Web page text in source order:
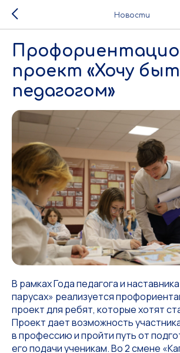
Новости
проект «Хочу
педагогом»
В рамках Года педагога и
парусах» реализуется
проект для ребят, которые хотят
Проект дает возможность
в профессию и пройти путь от
его подачи ученикам. Во 2 смене